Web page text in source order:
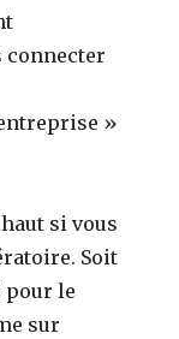
connecter
»
si vous
Soit
pour le
sur